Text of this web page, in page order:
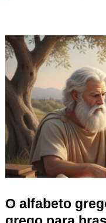
O alfabeto